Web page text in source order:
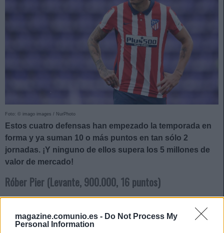
magazine.comunio.es - Do Not Process My
Personal Information
Foto: © imago images / NurPhoto
Estos cuatro defensas han empezado la temporada en
forma y ya suman 10 o más puntos en tan sólo 2
jornadas. ¡Y ninguno de ellos supera los 5 millones de
valor de mercado!
Róber Pier (Levante, 900.000, 16 puntos)
en las primeras dos jornadas, siendo Róber Pier el único
que ha repetido titularidad ante Cádiz y Real Madrid. En el